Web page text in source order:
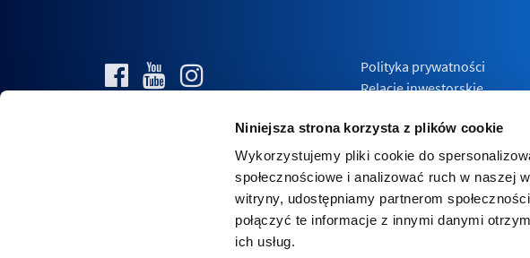
Niniejsza strona korzysta z plików cookie
Wykorzystujemy pliki cookie do
społecznościowe i analizować ruch w naszej
witryny, udostępniamy partnerom
połączyć te informacje z innymi danymi
ich usług.
Polityka prywatności
Relacje inwestorskie